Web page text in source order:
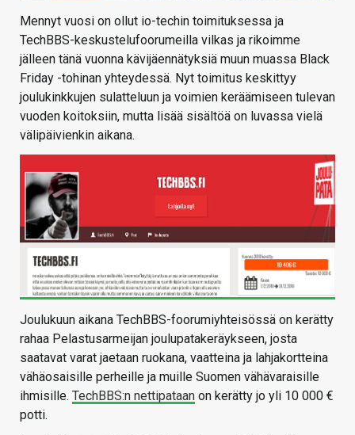
Mennyt vuosi on ollut io-techin toimituksessa ja
TechBBS-keskustelufoorumeilla vilkas ja rikoimme
jälleen tänä vuonna kävijäennätyksiä muun muassa Black
Friday -tohinan yhteydessä. Nyt toimitus keskittyy
joulukinkkujen sulatteluun ja voimien keräämiseen tulevan
vuoden koitoksiin, mutta lisää sisältöä on luvassa vielä
välipäivienkin aikana.
Joulukuun aikana TechBBS-foorumiyhteisössä on kerätty
rahaa Pelastusarmeijan joulupatakeräykseen, josta
saatavat varat jaetaan ruokana, vaatteina ja lahjakortteina
vähäosaisille perheille ja muille Suomen vähävaraisille
ihmisille. TechBBS:n nettipataan on kerätty jo yli 10 000 €
potti.